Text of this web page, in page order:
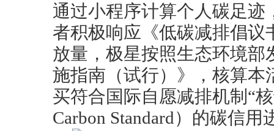
通过小程序计算个人碳足
者积极响应《低碳减排倡
放量，极星按照生态环境
施指南（试行）》，核算
买符合国际自愿减排机制“
Carbon Standard）的碳信用